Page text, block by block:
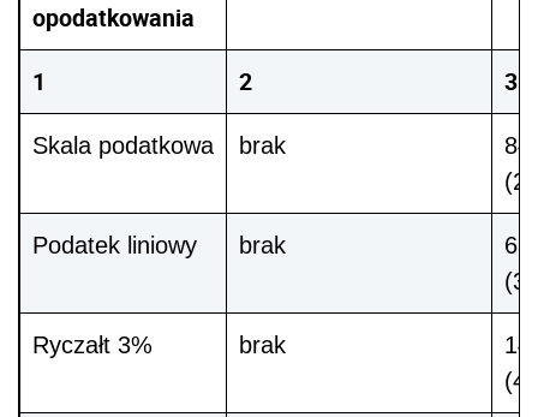
opodatkowania
1 2 3
Skala podatkowa brak
84
Podatek liniowy brak
63
Ryczałt 3% brak
14